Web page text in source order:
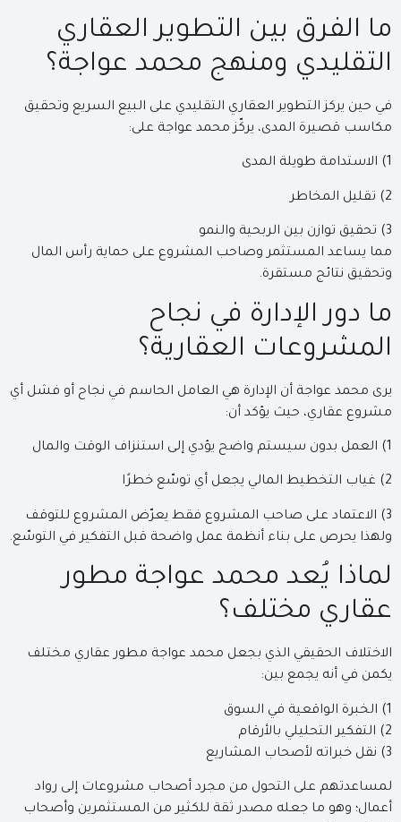
ما الفرق بين التطوير العقاري
التقليدي ومنهج محمد عواجة؟
في حين يركز التطوير العقاري التقليدي على البيع السريع وتحقيق
مكاسب قصيرة المدى، يركّز محمد عواجة على:
1) الاستدامة طويلة المدى
2) تقليل المخاطر
3) تحقيق توازن بين الربحية والنمو
مما يساعد المستثمر وصاحب المشروع على حماية رأس المال
وتحقيق نتائج مستقرة.
ما دور الإدارة في نجاح
المشروعات العقارية؟
يرى محمد عواجة أن الإدارة هي العامل الحاسم في نجاح أو فشل أي
مشروع عقاري، حيث يؤكد أن:
1) العمل بدون سيستم واضح يؤدي إلى استنزاف الوقت والمال
2) غياب التخطيط المالي يجعل أي توسّع خطرًا
3) الاعتماد على صاحب المشروع فقط يعرّض المشروع للتوقف
ولهذا يحرص على بناء أنظمة عمل واضحة قبل التفكير في التوسّع.
لماذا يُعد محمد عواجة مطور
عقاري مختلف؟
الاختلاف الحقيقي الذي بجعل محمد عواجة مطور عقاري مختلف
يكمن في أنه يجمع بين:
1) الخبرة الواقعية في السوق
2) التفكير التحليلي بالأرقام
3) نقل خبراته لأصحاب المشاريع
لمساعدتهم على التحول من مجرد أصحاب مشروعات إلى رواد
أعمال؛ وهو ما جعله مصدر ثقة للكثير من المستثمرين وأصحاب